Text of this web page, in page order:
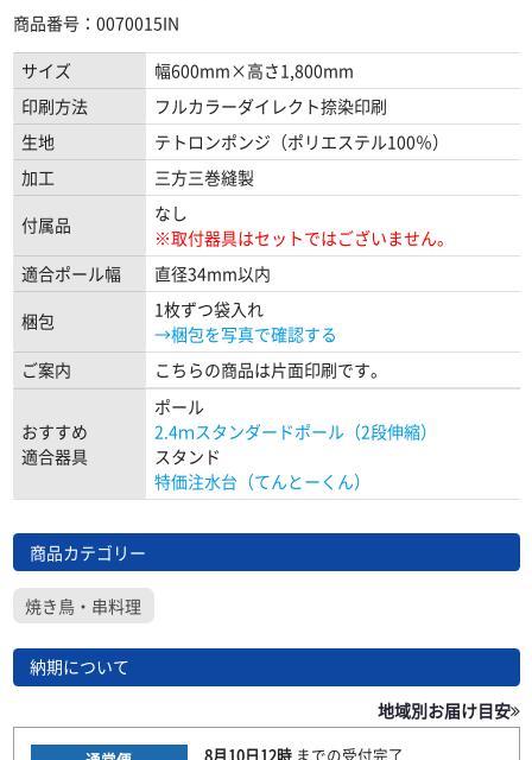
商品番号：0070015IN
サイズ
幅600mm×高さ1,800mm
印刷方法
フルカラーダイレクト捺染印刷
生地
テトロンポンジ（ポリエステル100％）
加工
三方三巻縫製
付属品
なし
※取付器具はセットではございません。
適合ポール幅
直径34mm以内
梱包
1枚ずつ袋入れ
→梱包を写真で確認する
ご案内
こちらの商品は片面印刷です。
おすすめ
適合器具
ポール
2.4ｍスタンダードポール（2段伸縮）
スタンド
特価注水台（てんとーくん）
商品カテゴリー
焼き鳥・串料理
納期について
地域別お届け目安
8月10日12時までの受付完了